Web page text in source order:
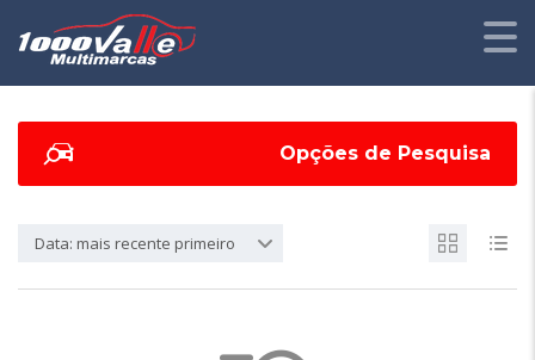
Opções de Pesquisa
Data: mais recente primeiro